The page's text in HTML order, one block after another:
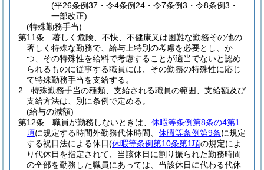
(平26条例37・令4条例24・令7条例3・令8条例3・
一部改正)
(特殊勤務手当)
第11条
著しく危険、不快、不健康又は困難な勤務その他の
著しく特殊な勤務で、給与上特別の考慮を必要とし、か
つ、その特殊性を給料で考慮することが適当でないと認め
られるものに従事する職員には、その勤務の特殊性に応じ
て特殊勤務手当を支給する。
2
特殊勤務手当の種類、支給される職員の範囲、支給額及び
支給方法は、別に条例で定める。
(給与の減額)
第12条
職員が勤務しないときは、 休暇等条例第8条の4第1
項に規定する時間外勤務代休時間、 休暇等条例第9条に規定
する祝日法による休日(休暇等条例第10条第1項の規定によ
り代休日を指定されて、当該休日に割り振られた勤務時間
の全部を勤務した職員にあっては、当該休日に代わる代休